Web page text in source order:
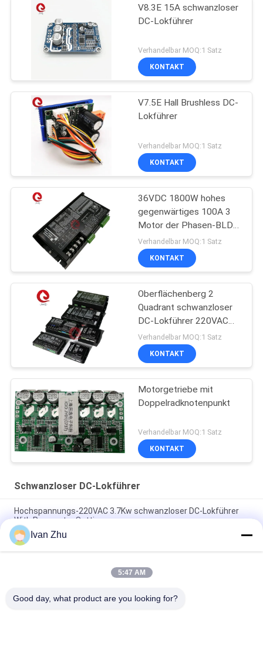
V8.3E 15A schwanzloser
DC-Lokführer
Verhandelbar MOQ:1 Satz
KONTAKT
V7.5E Hall Brushless DC-
Lokführer
Verhandelbar MOQ:1 Satz
KONTAKT
36VDC 1800W hohes
gegenwärtiges 100A 3
Motor der Phasen-BLDC
mit Hall Sensors
Verhandelbar MOQ:1 Satz
KONTAKT
Oberflächenberg 2
Quadrant schwanzloser
DC-Lokführer 220VAC
110VAC
Verhandelbar MOQ:1 Satz
KONTAKT
Motorgetriebe mit
Doppelradknotenpunkt
Verhandelbar MOQ:1 Satz
KONTAKT
Schwanzloser DC-Lokführer
Hochspannungs-220VAC 3.7Kw schwanzloser DC-Lokführer
With Parameter Settings
Kühlkörper kein Hall Brushless DC-Lokführer-Speed Motor
Controller-Brett
150W 3 Phase schwanzloser DC-Lokführer V8.8D für
Ivan Zhu
5:47 AM
Good day, what product are you looking for?